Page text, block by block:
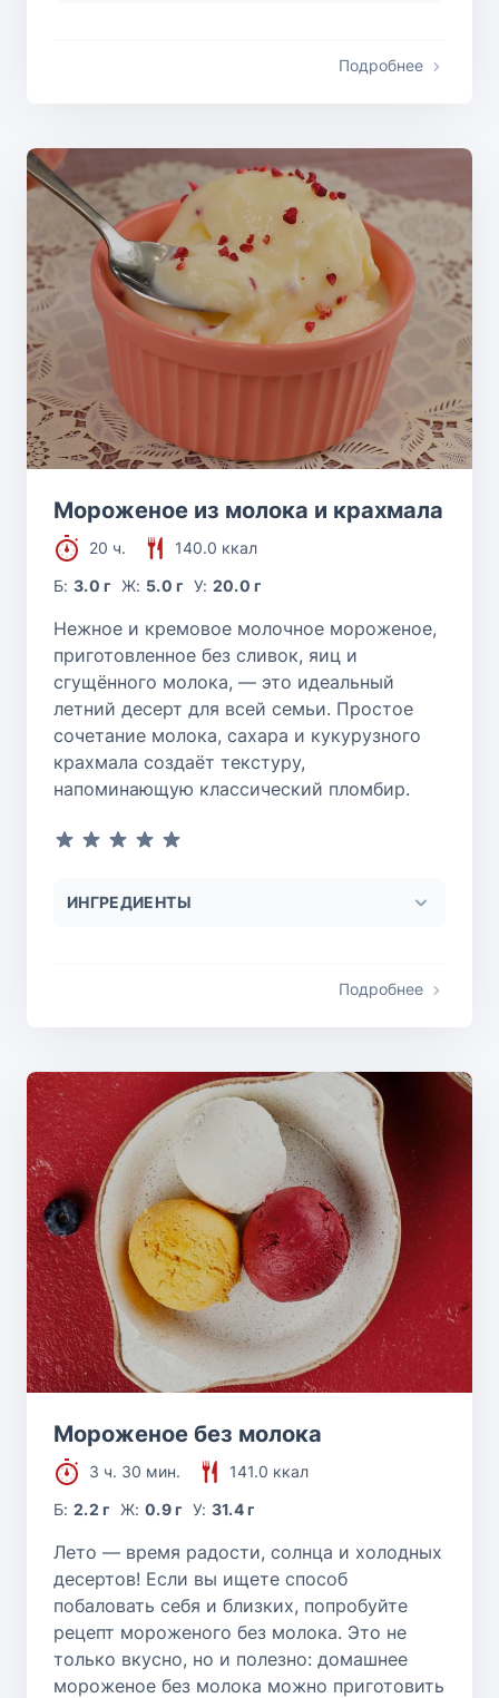
Подробнее
Мороженое из молока и крахмала
20 ч.
140.0 ккал
Б:3.0 г Ж: 5.0 г У: 20.0 г
Нежное и кремовое молочное мороженое,
приготовленное без сливок, яиц и
сгущённого молока, — это идеальный
летний десерт для всей семьи. Простое
сочетание молока, сахара и кукурузного
крахмала создаёт текстуру,
напоминающую классический пломбир.
ИНГРЕДИЕНТЫ
Подробнее
Мороженое без молока
3 ч. 30 мин.
141.0 ккал
Б:2.2 г Ж: 0.9 г У: 31.4 г
Лето — время радости, солнца и холодных
десертов! Если вы ищете способ
побаловать себя и близких, попробуйте
рецепт мороженого без молока. Это не
только вкусно, но и полезно: домашнее
мороженое без молока можно приготовить